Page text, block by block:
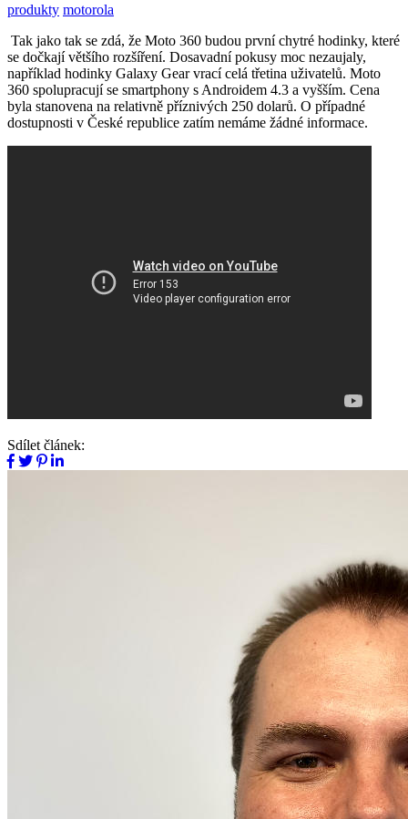
produkty motorola
Tak jako tak se zdá, že Moto 360 budou první chytré hodinky, které
se dočkají většího rozšíření. Dosavadní pokusy moc nezaujaly,
například hodinky Galaxy Gear vrací celá třetina uživatelů. Moto
360 spolupracují se smartphony s Androidem 4.3 a vyšším. Cena
byla stanovena na relativně příznivých 250 dolarů. O případné
dostupnosti v České republice zatím nemáme žádné informace.
Sdílet článek: